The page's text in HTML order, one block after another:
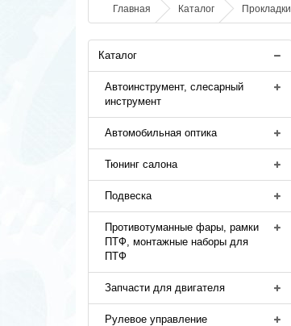
Главная Каталог Прокладки
Каталог
Автоинструмент, слесарный
инструмент
Автомобильная оптика
Тюнинг салона
Подвеска
Противотуманные фары, рамки
ПТФ, монтажные наборы для
ПТФ
Запчасти для двигателя
Рулевое управление